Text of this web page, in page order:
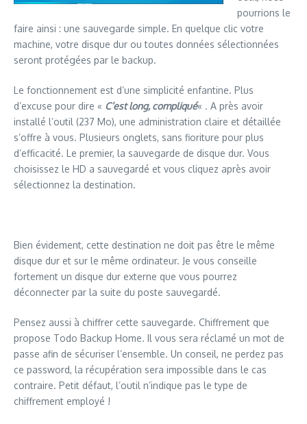
pourrions le
faire ainsi : une sauvegarde simple. En quelque clic votre
machine, votre disque dur ou toutes données sélectionnées
seront protégées par le backup.
Le fonctionnement est d’une simplicité enfantine. Plus
d’excuse pour dire « C’est long, compliqué« . A près avoir
installé l’outil (237 Mo), une administration claire et détaillée
s’offre à vous. Plusieurs onglets, sans fioriture pour plus
d’efficacité. Le premier, la sauvegarde de disque dur. Vous
choisissez le HD a sauvegardé et vous cliquez après avoir
sélectionnez la destination.
Bien évidement, cette destination ne doit pas être le même
disque dur et sur le même ordinateur. Je vous conseille
fortement un disque dur externe que vous pourrez
déconnecter par la suite du poste sauvegardé.
Pensez aussi à chiffrer cette sauvegarde. Chiffrement que
propose Todo Backup Home. Il vous sera réclamé un mot de
passe afin de sécuriser l’ensemble. Un conseil, ne perdez pas
ce password, la récupération sera impossible dans le cas
contraire. Petit défaut, l’outil n’indique pas le type de
chiffrement employé !